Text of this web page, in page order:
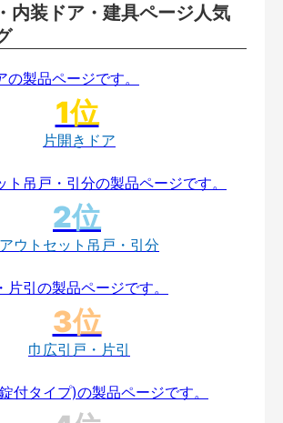
内装ドア・建具ページ人気
片開きドア
アウトセット吊戸・引分
巾広引戸・片引